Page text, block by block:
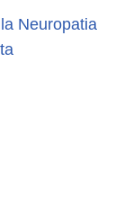
Neuropatia